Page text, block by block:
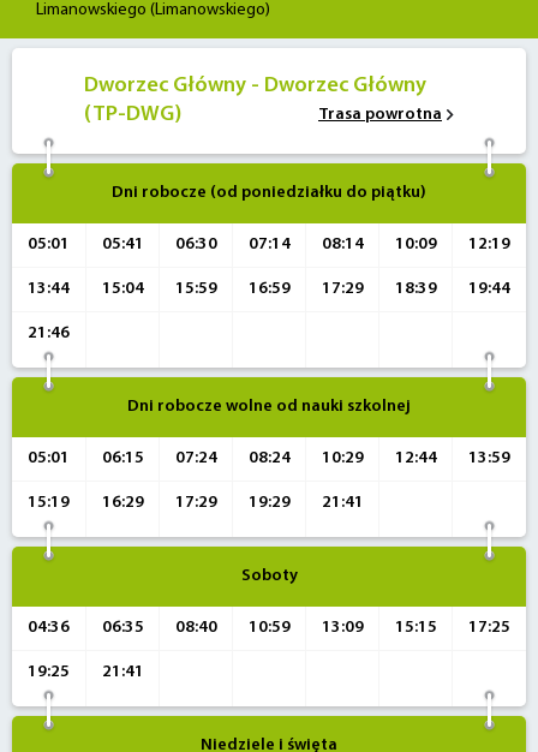
Limanowskiego (Limanowskiego)
Dworzec Główny - Dworzec Główny
(TP-DWG)
Trasa powrotna
Dni robocze (od poniedziałku do piątku)
05:01 05:41 06:30 07:14 08:14 10:09 12:19
13:44 15:04 15:59 16:59 17:29 18:39 19:44
21:46
Dni robocze wolne od nauki szkolnej
05:01 06:15 07:24 08:24 10:29 12:44 13:59
15:19 16:29 17:29 19:29 21:41
Soboty
04:36 06:35 08:40 10:59 13:09 15:15 17:25
19:25 21:41
Niedziele i święta